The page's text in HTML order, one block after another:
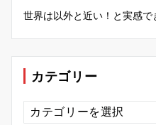
世界は以外と近い！と実感
カテゴリー
カ
テ